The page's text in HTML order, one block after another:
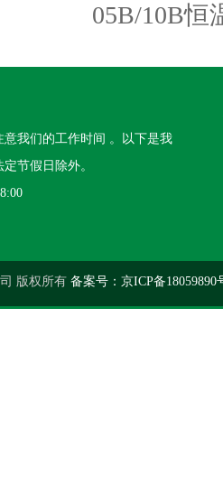
05B/10B恒
我们的工作时间 。以下是我
节假日除外。
版权所有 备案号：京ICP备18059890